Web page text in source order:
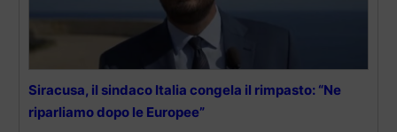
Siracusa, il sindaco Italia congela il rimpasto: “Ne
riparliamo dopo le Europee”